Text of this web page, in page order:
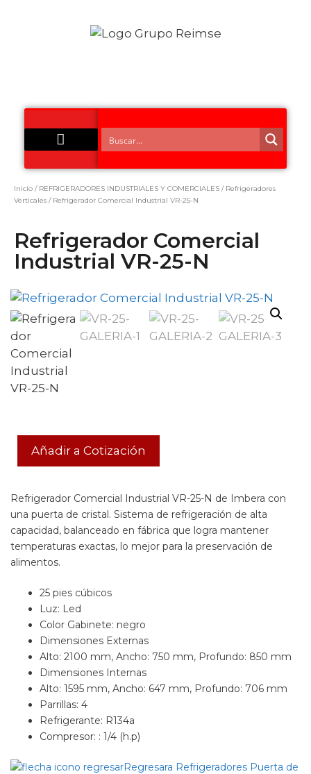
Inicio / REFRIGERADORES INDUSTRIALES Y COMERCIALES / Refrigeradores
Verticales / Refrigerador Comercial Industrial VR-25-N
Refrigerador Comercial
Industrial VR-25-N
Añadir a Cotización
Refrigerador Comercial Industrial VR-25-N de Imbera con
una puerta de cristal. Sistema de refrigeración de alta
capacidad, balanceado en fábrica que logra mantener
temperaturas exactas, lo mejor para la preservación de
alimentos.
25 pies cúbicos
Luz: Led
Color Gabinete: negro
Dimensiones Externas
Alto: 2100 mm, Ancho: 750 mm, Profundo: 850 mm
Dimensiones Internas
Alto: 1595 mm, Ancho: 647 mm, Profundo: 706 mm
Parrillas: 4
Refrigerante: R134a
Compresor: : 1/4 (h.p)
Regresara Refrigeradores Puerta de